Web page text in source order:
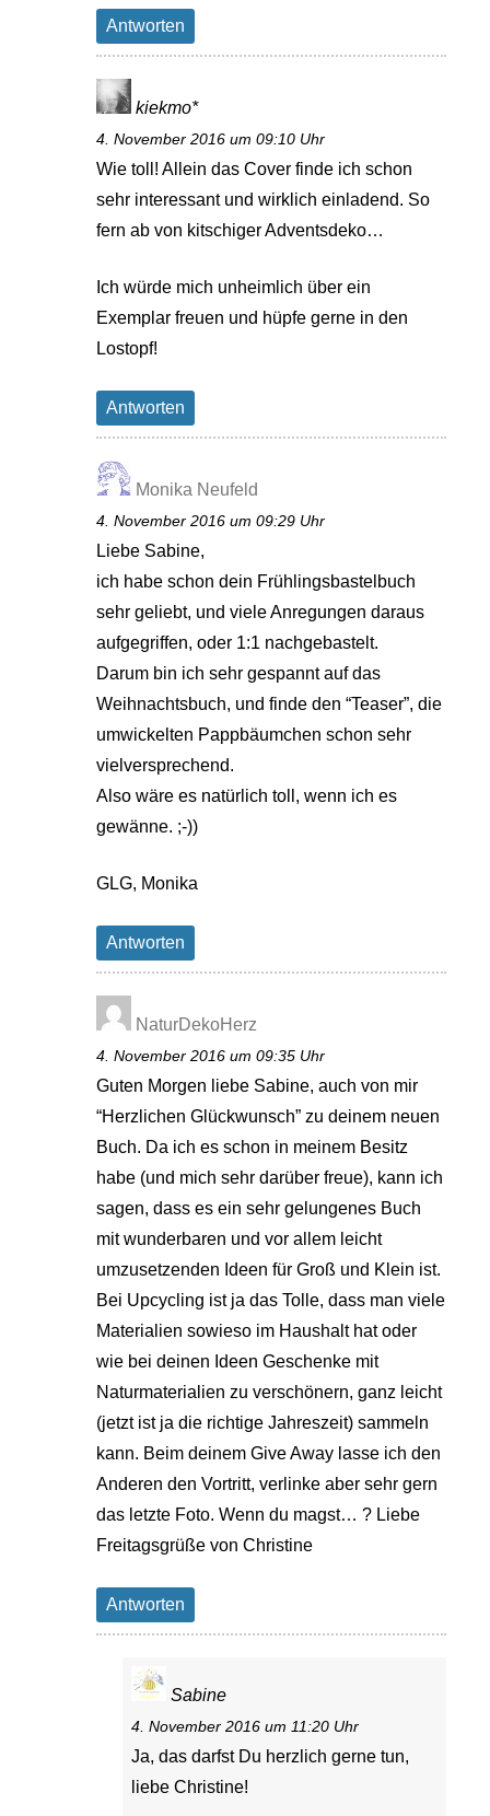
Antworten
kiekmo*
4. November 2016 um 09:10 Uhr
Wie toll! Allein das Cover finde ich schon
sehr interessant und wirklich einladend. So
fern ab von kitschiger Adventsdeko…
Ich würde mich unheimlich über ein
Exemplar freuen und hüpfe gerne in den
Lostopf!
Antworten
Monika Neufeld
4. November 2016 um 09:29 Uhr
Liebe Sabine,
ich habe schon dein Frühlingsbastelbuch
sehr geliebt, und viele Anregungen daraus
aufgegriffen, oder 1:1 nachgebastelt.
Darum bin ich sehr gespannt auf das
Weihnachtsbuch, und finde den “Teaser”, die
umwickelten Pappbäumchen schon sehr
vielversprechend.
Also wäre es natürlich toll, wenn ich es
gewänne. ;-))
GLG, Monika
Antworten
NaturDekoHerz
4. November 2016 um 09:35 Uhr
Guten Morgen liebe Sabine, auch von mir
“Herzlichen Glückwunsch” zu deinem neuen
Buch. Da ich es schon in meinem Besitz
habe (und mich sehr darüber freue), kann ich
sagen, dass es ein sehr gelungenes Buch
mit wunderbaren und vor allem leicht
umzusetzenden Ideen für Groß und Klein ist.
Bei Upcycling ist ja das Tolle, dass man viele
Materialien sowieso im Haushalt hat oder
wie bei deinen Ideen Geschenke mit
Naturmaterialien zu verschönern, ganz leicht
(jetzt ist ja die richtige Jahreszeit) sammeln
kann. Beim deinem Give Away lasse ich den
Anderen den Vortritt, verlinke aber sehr gern
das letzte Foto. Wenn du magst… ? Liebe
Freitagsgrüße von Christine
Antworten
Sabine
4. November 2016 um 11:20 Uhr
Ja, das darfst Du herzlich gerne tun,
liebe Christine!